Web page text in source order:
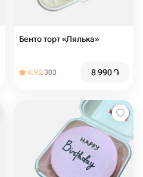
Бенто торт «Лялька»
4.92303 8 990֏